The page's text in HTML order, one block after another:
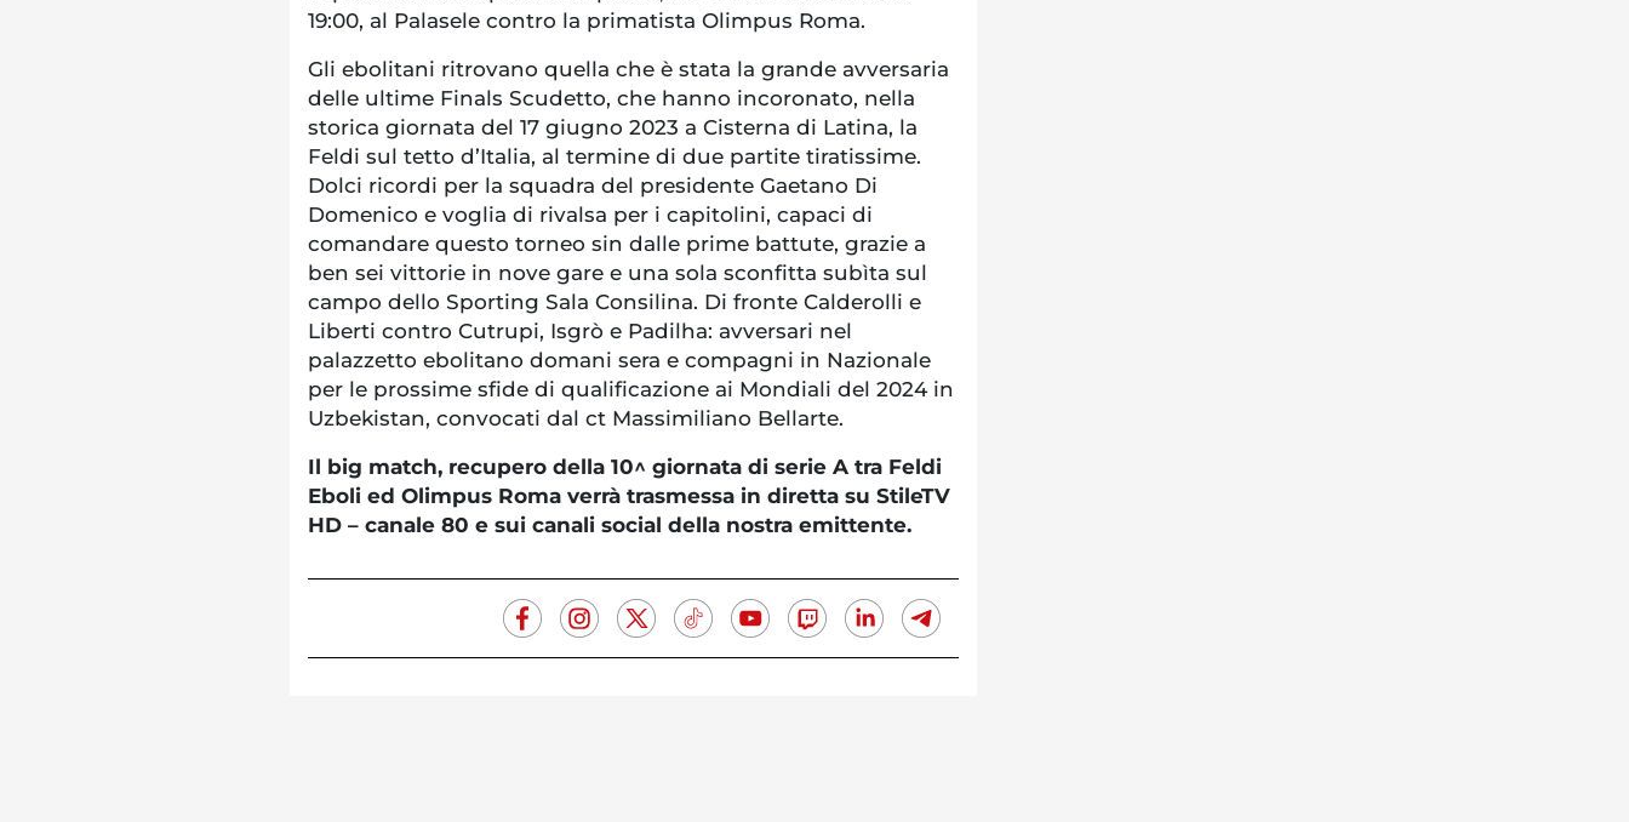
19:00, al Palasele contro la primatista Olimpus Roma.
Gli ebolitani ritrovano quella che è stata la grande avversaria
delle ultime Finals Scudetto, che hanno incoronato, nella
storica giornata del 17 giugno 2023 a Cisterna di Latina, la
Feldi sul tetto d’Italia, al termine di due partite tiratissime.
Dolci ricordi per la squadra del presidente Gaetano Di
Domenico e voglia di rivalsa per i capitolini, capaci di
comandare questo torneo sin dalle prime battute, grazie a
ben sei vittorie in nove gare e una sola sconfitta subìta sul
campo dello Sporting Sala Consilina. Di fronte Calderolli e
Liberti contro Cutrupi, Isgrò e Padilha: avversari nel
palazzetto ebolitano domani sera e compagni in Nazionale
per le prossime sfide di qualificazione ai Mondiali del 2024 in
Uzbekistan, convocati dal ct Massimiliano Bellarte.
Il big match, recupero della 10^ giornata di serie A tra Feldi
Eboli ed Olimpus Roma verrà trasmessa in diretta su StileTV
HD – canale 80 e sui canali social della nostra emittente.